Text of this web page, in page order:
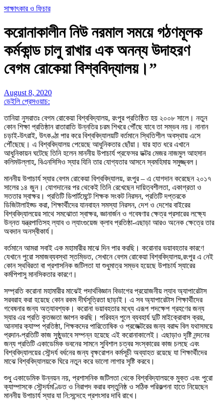
সাক্ষাৎকার ও ফিচার
করোনাকালীন নিউ নরমাল সময়ে গঠণমূলক
কর্মকান্ড চালু রাখার এক অনন্য উদাহরণ
বেগম রোকেয়া বিশ্ববিদ্যালয়।”
August 8, 2020
ডেইলি প্রেসওয়াচ:
তানিয়া নুসরাতঃ বেগম রোকেয়া বিশ্ববিদ্যালয়, রংপুর প্রতিষ্ঠিত হয় ২০০৮ সালে। নতুন
কোন শিক্ষা প্রতিষ্ঠান রাতারাতি উন্নতির চরম শিখরে পৌঁছে যাবে তা সম্ভব নয়। নানান
চড়াই-উৎরাই, উৎকণ্ঠা পার করে বিশ্ববিদ্যালয়টি বর্তমানে স্থিতিশীল অবস্থায় এসে
পৌঁছেছে। এ বিশ্ববিদ্যালয় পেয়েছে আধুনিকতার ছোঁয়া। যার হাত ধরে এখানে
আধুনিকায়ন ঘটেছে তিনি হলেন মাননীয় উপাচার্য প্রফেসর ডক্টর মেজর নাজমুল আহসান
কলিমউল্লাহ, বিএনসিসিও স্যার যিনি তার যোগ্যতার আসনে স্বমহিমায় সমুজ্জ্বল।
মাননীয় উপাচার্য স্যার বেগম রোকেয়া বিশ্ববিদ্যালয়, রংপুর – এ যোগদান করেছেন ২০১৭
সালের ১৪ জুন। যোগদানের পর থেকেই তিনি রেখেছেন দায়িত্বশীলতা, একাগ্রতা ও
সততার স্বাক্ষর। প্রতিটি ডিপার্টমেন্টে শিক্ষক সংকট নিরসন, প্রতিটি দপ্তরকে
ডিজিটালাইজ্ড করা, শিক্ষার্থীদের যানবাহন সমস্যা নিরসন, দেশ ও দেশের বাইরের
বিশ্ববিদ্যালয়ের সাথে সমঝোতা স্বাক্ষর, জ্ঞানার্জন ও গবেষণার ক্ষেত্র প্রসারের লক্ষ্যে
উন্নত যন্ত্রপাতিসহ ল্যাব ও ল্যাংগুয়েজ ক্লাব প্রতিষ্ঠা-এছাড়া আরও অনেক ক্ষেত্রে তার
অবদান অনস্বীকার্য।
বর্তমানে আমরা সবাই এক মহামারীর মাঝে দিন পার করছি। করোনার ভয়াবহতার কারণে
যেখানে পুরো সমাজব্যবস্থা স্তম্ভিত, সেখানে বেগম রোকেয়া বিশ্ববিদ্যালয়,রংপুর এ নেই
কোন স্থবিরতা বা প্রশাসনিক জটিলতা যা শুধুমাত্র সম্ভব হয়েছে উপাচার্য স্যারের
কর্মপিপাসু মানসিকতার কারণে।
সম্প্রতি করোনা মহামারীর মাঝেই পদার্থবিজ্ঞান বিভাগের প্রয়োজনীয় ল্যাব অ্যাপারেটাস
সরবরাহ করা হয়েছে কোন রকম দীর্ঘসূত্রিতা ছাড়াই। এ সব অ্যাপারেটাস শিক্ষার্থীদের
গবেষনার জন্য অত্যাবশ্যক। করোনা ভয়াবহতার মধ্যে এরূপ পদক্ষেপ গ্রহণের জন্য
স্যার এর প্রতি কৃতজ্ঞতা জ্ঞাপন করছি। পরিবহন পুলে ব্যবহার্য দুটি মাইক্রোবাস ক্রয়,
আনসার ক্যাম্প প্রতিষ্ঠা, শিক্ষকদের পারিতোষিক ও প্রজেক্টরের জন্য বরাদ্দ বিল যথাসময়ে
প্রদান-প্রতিটি কাজ সুষ্ঠুভাবে সম্পন্ন হয়েছে এই করোনাকালেই। এছাড়াও দৃষ্টি নন্দনের
জন্য প্রতিটি একাডেমিক ভবনের সামনে সুবিশাল চত্বর সংস্কারের কাজ চলছে এবং
বিশ্ববিদ্যালয়ের সৌন্দর্য বর্ধনের জন্য বৃক্ষরোপন কর্মসূচী অব্যাহত রয়েছে যা শিক্ষার্থীদের
মাঝে বিশ্ববিদ্যালয়কে ঘিরে নতুন করে ভালো লাগার সৃষ্টি করবে।
শুধু একাডেমিক উন্নয়ন নয়, প্রশাসনিক জটিলতা থেকে বিশ্ববিদ্যালয়কে মুক্ত এবং পুরো
ক্যাম্পাসকে সৌন্দর্যমণ্ডিত ও নিরাপদ করার বস্তুনিষ্ঠ ও সঠিক পরিকল্পনা হাতে নিয়েছেন
মাননীয় উপাচার্য স্যার যা নি:সন্দেহে প্রশংসার দাবি রাখে।